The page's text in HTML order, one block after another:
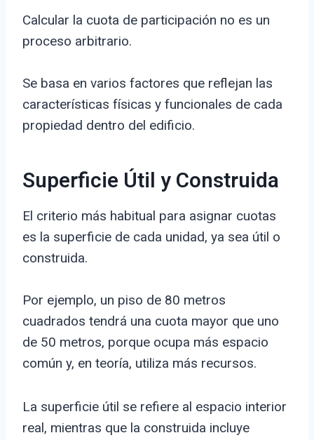
Calcular la cuota de participación no es un
proceso arbitrario.
Se basa en varios factores que reflejan las
características físicas y funcionales de cada
propiedad dentro del edificio.
Superficie Útil y Construida
El criterio más habitual para asignar cuotas
es la superficie de cada unidad, ya sea útil o
construida.
Por ejemplo, un piso de 80 metros
cuadrados tendrá una cuota mayor que uno
de 50 metros, porque ocupa más espacio
común y, en teoría, utiliza más recursos.
La superficie útil se refiere al espacio interior
real, mientras que la construida incluye